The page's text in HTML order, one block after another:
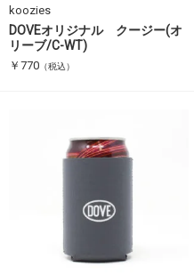
koozies
DOVEオリジナル クージー(オ
リーブ/C-WT)
￥770 （税込）